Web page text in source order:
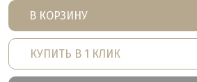
В КОРЗИНУ
КУПИТЬ В 1 КЛИК